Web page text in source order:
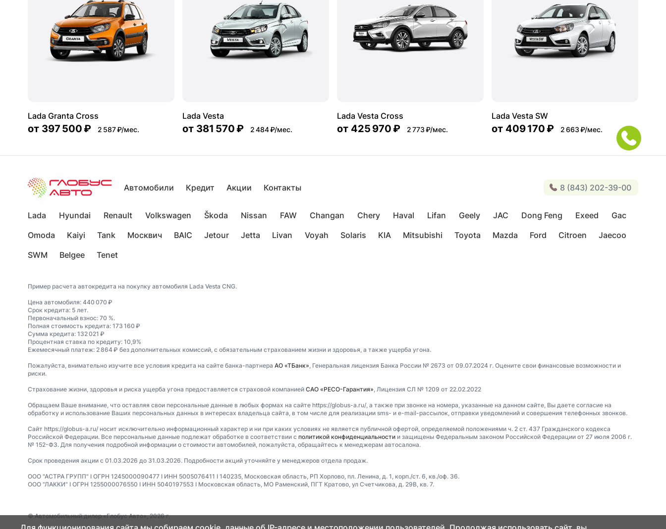
Lada Granta Cross
от 397 500 ₽ 2 587 ₽/мес.
Lada Vesta
от 381 570 ₽ 2 484 ₽/мес.
Lada Vesta Cross
от 425 970 ₽ 2 773 ₽/мес.
Lada Vesta SW
от 409 170 ₽ 2 663 ₽/мес.
Автомобили Кредит Акции Контакты 8 (843) 202-39-00
Lada Hyundai Renault Volkswagen Škoda Nissan FAW Changan Chery Haval Lifan Geely JAC Dong Feng Exeed
Gac
Omoda
Kaiyi Tank Москвич BAIC Jetour Jetta Livan Voyah Solaris KIA Mitsubishi Toyota Mazda Ford Citroen
Jaecoo
SWM
Belgee Tenet
Пример расчета автокредита на покупку автомобиля Lada Vesta CNG.
Цена автомобиля: 440 070 ₽
Срок кредита: 5 лет.
Первоначальный взнос: 70 %.
Полная стоимость кредита: 173 160 ₽
Сумма кредита: 132 021 ₽
Процентная ставка по кредиту: 10,9%
Ежемесячный платеж: 2 864 ₽ без дополнительных комиссий, с обязательным страхованием жизни и здоровья, а также ущерба угона.
Пожалуйста, внимательно изучите все условия кредита на сайте банка-партнера АО «ТБанк», Генеральная лицензия Банка России № 2673 от 09.07.2024 г. Оцените свои финансовые возможности и
риски.
Страхование жизни, здоровья и риска ущерба угона предоставляется страховой компанией САО «РЕСО-Гарантия», Лицензия СЛ № 1209 от 22.02.2022
Обращаем Ваше внимание, что оставляя свои персональные данные в любых формах на сайте https://globus-a.ru/, а также при звонке на номера, указанные на данном сайте, Вы даете согласие на
обработку и использование Ваших персональных данных в интересах владельца сайта, в том числе для реализации sms- и e-mail-рассылок, отправки уведомлений и совершения телефонных звонков.
Сайт https://globus-a.ru/ носит исключительно информационный характер и ни при каких условиях не является публичной офертой, определяемой положениями ч. 2 ст. 437 Гражданского кодекса
Российской Федерации. Все персональные данные подлежат обработке в соответствии с политикой конфиденциальности и защищены Федеральным законом Российской Федерации от 27 июля 2006 г.
№ 152-ФЗ. Для получения подробной информации о стоимости автомобилей, пожалуйста, обращайтесь к менеджерам автосалона.
Срок проведения акции с 01.03.2026 до 31.03.2026. Подробности акций уточняйте у менеджеров отдела продаж.
ООО "АСТРА ГРУПП" I ОГРН 1245000090477 I ИНН 5005076411 I 140235, Московская область, РП Хорлово, пл. Ленина, д. 1, корп./ст. 6, кв./оф. 36.
ООО "ЛАККИ" I ОГРН 1255000076550 I ИНН 5040197553 I Московская область, МО Раменский, ПГТ Кратово, ул Счетчикова, д. 29В, кв. 7.
© Автомобильный дилер «Глобус Авто», 2026 г.